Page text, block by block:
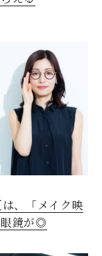
、「メイク映
眼鏡が◎